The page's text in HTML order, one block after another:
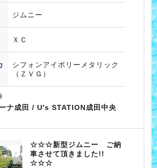
ジムニー
ＸＣ
シフォンアイボリーメタリック
（ＺＶＧ）
ナ成田 / U's STATION成田中央
☆☆☆新型ジムニー ご納
車させて頂きました!!
☆☆☆